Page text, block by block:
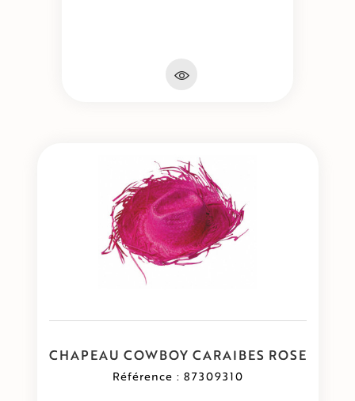
CHAPEAU COWBOY CARAIBES ROSE
Référence : 87309310